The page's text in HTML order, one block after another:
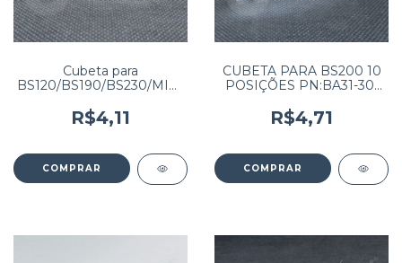
Cubeta para
BS120/BS190/BS230/MIKOV
unitário) (PEDIDO
MÍNIMO 100 UNIDADES)
R$4,11
CUBETA PARA BS200 10
POSIÇÕES PN:BA31-30-
(PEDIDO MÍNIMO 100
UNIDADES)
R$4,71